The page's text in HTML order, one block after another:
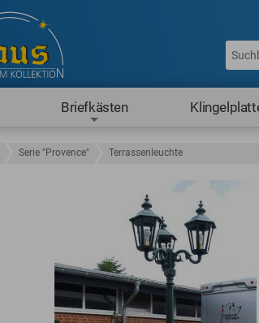
Briefkästen
Serie "Provence" Terrassenleuchte